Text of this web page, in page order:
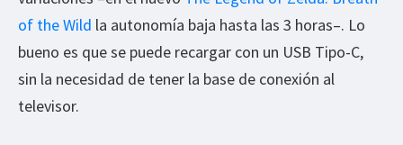
of the Wild la autonomía baja hasta las 3 horas–. Lo
bueno es que se puede recargar con un USB Tipo-C,
sin la necesidad de tener la base de conexión al
televisor.